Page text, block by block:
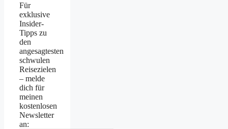
Für
exklusive
Insider-
Tipps zu
den
angesagtesten
schwulen
Reisezielen
– melde
dich für
meinen
kostenlosen
Newsletter
an: